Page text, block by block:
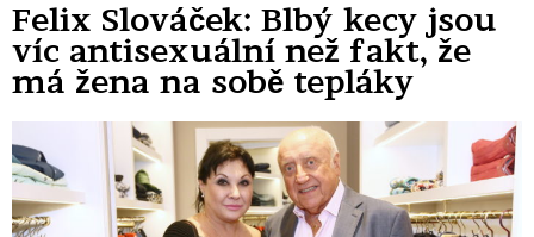
Felix Slováček: Blbý kecy jsou
víc antisexuální než fakt, že
má žena na sobě tepláky